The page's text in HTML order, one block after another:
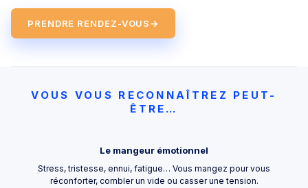
PRENDRE RENDEZ-VOUS→
VOUS VOUS RECONNAÎTREZ PEUT-
ÊTRE…
Le mangeur émotionnel
Stress, tristesse, ennui, fatigue… Vous mangez pour vous
réconforter, combler un vide ou casser une tension.